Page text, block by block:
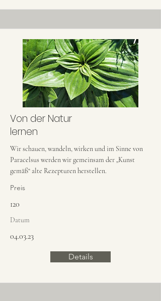
Von der Natur
lernen
Wir schauen, wandeln, wirken und im Sinne von
Paracelsus werden wir gemeinsam der „Kunst
gemäß“ alte Rezepturen herstellen.
Preis
120
Datum
04.03.23
Details